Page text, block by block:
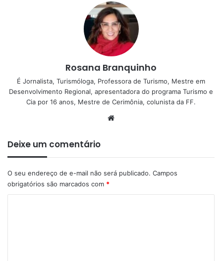
Rosana Branquinho
É Jornalista, Turismóloga, Professora de Turismo, Mestre em
Desenvolvimento Regional, apresentadora do programa Turismo e
Cia por 16 anos, Mestre de Cerimônia, colunista da FF.
Deixe um comentário
O seu endereço de e-mail não será publicado. Campos
obrigatórios são marcados com *